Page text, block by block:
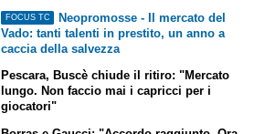
FOCUS TC
Neopromosse - Il mercato del
Vado: tanti talenti in prestito, un anno a
caccia della salvezza
Pescara, Buscè chiude il ritiro: "Mercato
lungo. Non faccio mai i capricci per i
giocatori"